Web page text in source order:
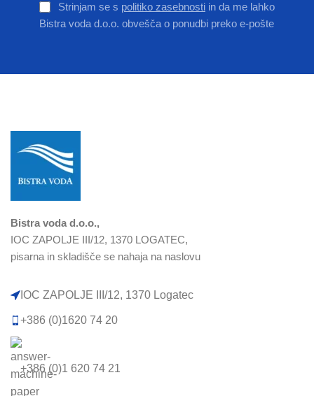
Strinjam se s politiko zasebnosti in da me lahko
Bistra voda d.o.o. obvešča o ponudbi preko e-pošte
Bistra voda d.o.o.,
IOC ZAPOLJE III/12, 1370 LOGATEC,
pisarna in skladišče se nahaja na naslovu
IOC ZAPOLJE III/12, 1370 Logatec​
+386 (0)1620 74 20
+386 (0)1 620 74 21